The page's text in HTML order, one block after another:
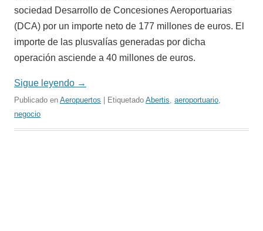
sociedad Desarrollo de Concesiones Aeroportuarias
(DCA) por un importe neto de 177 millones de euros. El
importe de las plusvalías generadas por dicha
operación asciende a 40 millones de euros.
Sigue leyendo →
Publicado en Aeropuertos | Etiquetado Abertis aeroportuario
negocio